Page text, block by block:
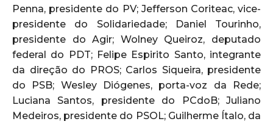
Penna, presidente do PV; Jefferson Coriteac, vice-
presidente do Solidariedade; Daniel Tourinho,
presidente do Agir; Wolney Queiroz, deputado
federal do PDT; Felipe Espirito Santo, integrante
da direção do PROS; Carlos Siqueira, presidente
do PSB; Wesley Diógenes, porta-voz da Rede;
Luciana Santos, presidente do PCdoB; Juliano
Medeiros, presidente do PSOL; Guilherme Ítalo, da